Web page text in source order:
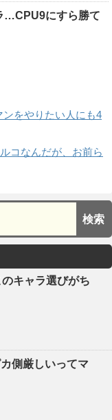
…CPU9にすら勝て
ンをやりたい人にも4
コなんだが、お前ら
のキャラ選びがち
側厳しいってマ